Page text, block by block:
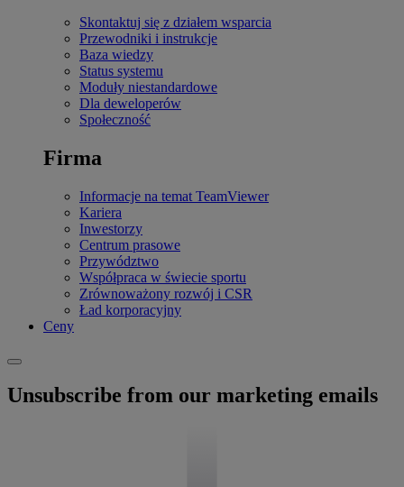
Skontaktuj się z działem wsparcia
Przewodniki i instrukcje
Baza wiedzy
Status systemu
Moduły niestandardowe
Dla deweloperów
Społeczność
Firma
Informacje na temat TeamViewer
Kariera
Inwestorzy
Centrum prasowe
Przywództwo
Współpraca w świecie sportu
Zrównoważony rozwój i CSR
Ład korporacyjny
Ceny
Unsubscribe from our marketing emails